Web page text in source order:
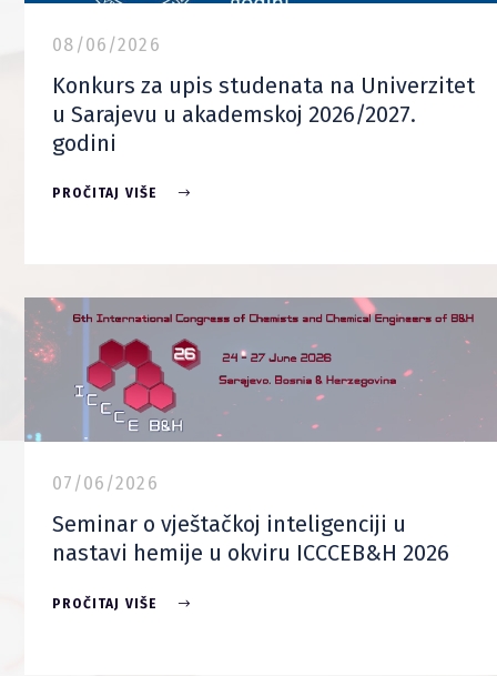
08/06/2026
Konkurs za upis studenata na Univerzitet
u Sarajevu u akademskoj 2026/2027.
godini
PROČITAJ VIŠE
07/06/2026
Seminar o vještačkoj inteligenciji u
nastavi hemije u okviru ICCCEB&H 2026
PROČITAJ VIŠE